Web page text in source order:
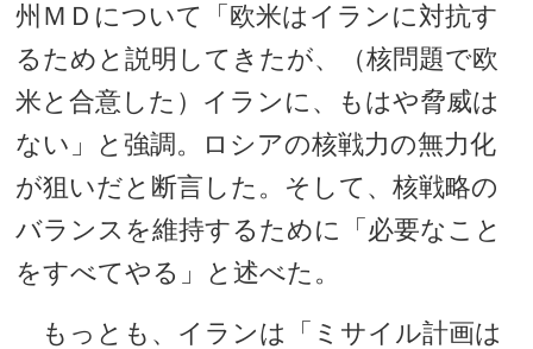
州ＭＤについて「欧米はイランに対抗す
るためと説明してきたが、（核問題で欧
米と合意した）イランに、もはや脅威は
ない」と強調。ロシアの核戦力の無力化
が狙いだと断言した。そして、核戦略の
バランスを維持するために「必要なこと
をすべてやる」と述べた。
もっとも、イランは「ミサイル計画は